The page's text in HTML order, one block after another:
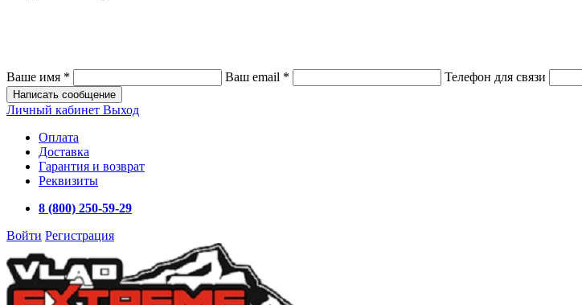
Ваше имя * Ваш email * Телефон для связи
Написать сообщение
Личный кабинет Выход
Оплата
Доставка
Гарантия и возврат
Реквизиты
8 (800) 250-59-29
Войти Регистрация